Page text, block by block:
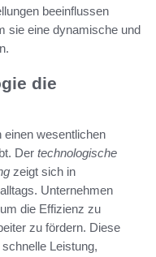
beeinflussen
sie eine dynamische und
die
einen wesentlichen
Der technologische
zeigt sich in
Unternehmen
die Effizienz zu
zu fördern. Diese
Leistung,